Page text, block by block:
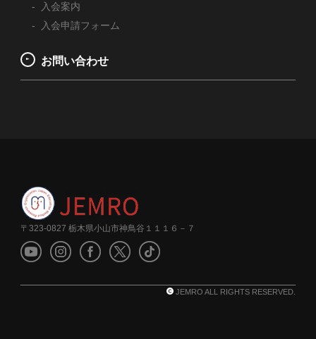
入会案内
入会申請フォーム
お問い合わせ
〒323-0827 栃木県小山市神鳥谷１１１６－７
JEMRO ALL RIGHTS RESERVED.